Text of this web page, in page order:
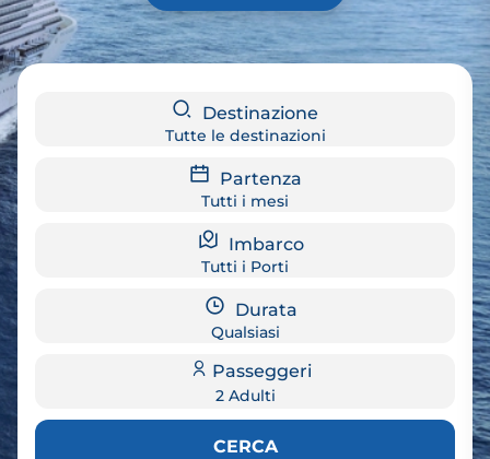
Destinazione
Tutte le destinazioni
Partenza
Tutti i mesi
Imbarco
Tutti i Porti
Durata
Qualsiasi
Passeggeri
2 Adulti
CERCA